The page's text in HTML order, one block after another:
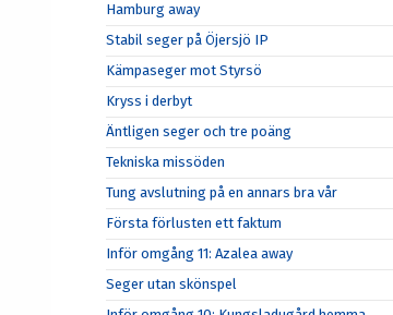
Hamburg away
Stabil seger på Öjersjö IP
Kämpaseger mot Styrsö
Kryss i derbyt
Äntligen seger och tre poäng
Tekniska missöden
Tung avslutning på en annars bra vår
Första förlusten ett faktum
Inför omgång 11: Azalea away
Seger utan skönspel